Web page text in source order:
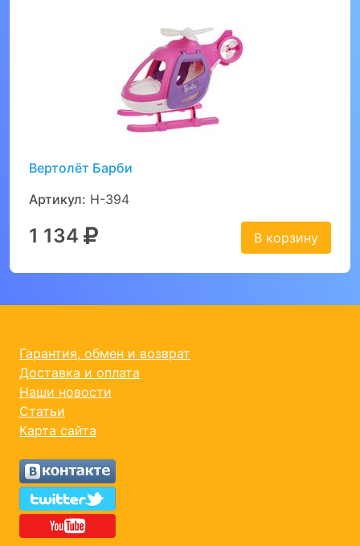
Вертолёт Барби
Артикул: Н-394
1 134 В корзину
Гарантия, обмен и возврат
Доставка и оплата
Наши новости
Статьи
Карта сайта